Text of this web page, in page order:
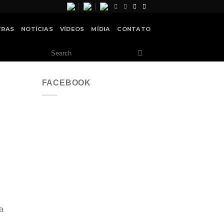
NOTÍCIAS VÍDEOS MÍDIA CONTATO
FACEBOOK